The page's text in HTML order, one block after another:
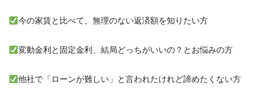
今の家賃と比べて、無理のない返済額を知りたい方
変動金利と固定金利、結局どっちがいいの？とお悩みの方
他社で「ローンが難しい」と言われたけれど諦めたくない方